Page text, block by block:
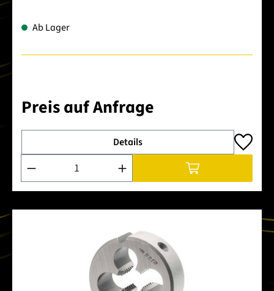
Ab Lager
Preis auf Anfrage
Details
Produkt Anzahl: Gib den gewünschten Wert ein oder